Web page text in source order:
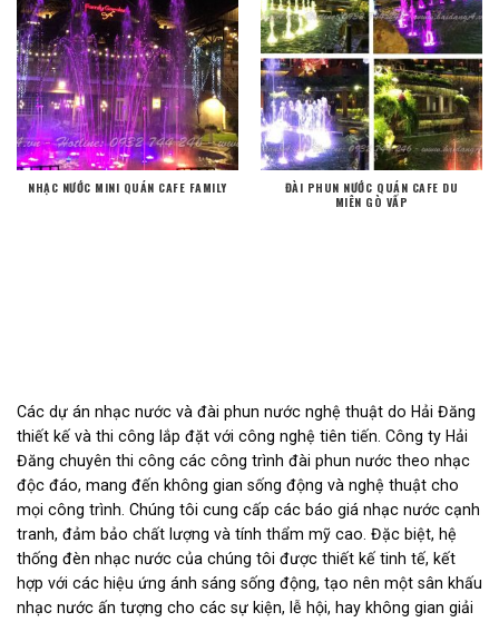
NHẠC NƯỚC MINI QUÁN CAFE FAMILY
ĐÀI PHUN NƯỚC QUÁN CAFE DU
MIÊN GÒ VẤP
Các dự án nhạc nước và đài phun nước nghệ thuật do Hải Đăng
thiết kế và thi công lắp đặt với công nghệ tiên tiến. Công ty Hải
Đăng chuyên thi công các công trình đài phun nước theo nhạc
độc đáo, mang đến không gian sống động và nghệ thuật cho
mọi công trình. Chúng tôi cung cấp các báo giá nhạc nước cạnh
tranh, đảm bảo chất lượng và tính thẩm mỹ cao. Đặc biệt, hệ
thống đèn nhạc nước của chúng tôi được thiết kế tinh tế, kết
hợp với các hiệu ứng ánh sáng sống động, tạo nên một sân khấu
nhạc nước ấn tượng cho các sự kiện, lễ hội, hay không gian giải